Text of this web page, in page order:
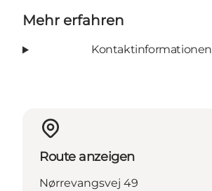
Mehr erfahren
Kontaktinformationen
Route anzeigen
Nørrevangsvej 49